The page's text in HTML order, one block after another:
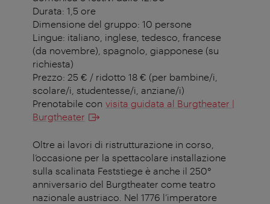
Durata: 1,5 ore
Dimensione del gruppo: 10 persone
Lingue: italiano, inglese, tedesco, francese
(da novembre), spagnolo, giapponese (su
richiesta)
Prezzo: 25 € / ridotto 18 € (per bambine/i,
scolare/i, studentesse/i, anziane/i)
Prenotabile con visita guidata al Burgtheater |
Burgtheater
Oltre ai lavori di ristrutturazione in corso,
l’occasione per la spettacolare installazione
sulla scalinata Feststiege è anche il 250°
anniversario del Burgtheater come teatro
nazionale austriaco. Nel 1776 l’imperatore